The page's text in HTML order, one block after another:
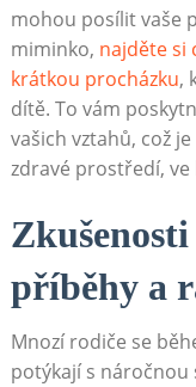
mohou posílit vaše
miminko, najděte si
krátkou procházku,
dítě. To vám
vašich vztahů, což
zdravé prostředí,
příběhy a
Mnozí rodiče se
potýkají s náročnou